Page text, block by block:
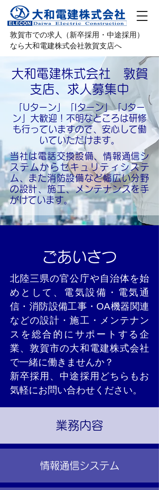
敦賀市での求人（新卒採用・中途採用）
なら大和電建株式会社敦賀支店へ
大和電建株式会社 敦賀
支店、求人募集中
「Uターン」「Iターン」「Jター
ン」大歓迎！不明なところは研修
も行っていますので、安心して働
いていただけます。
当社は電話交換設備、情報通信シ
ステムからセキュリティシステ
ム、また消防設備など幅広い分野
の設計、施工、メンテナンスを手
がけています。
ごあいさつ
北陸三県の官公庁や自治体を始
めとして、電気設備・電気通
信・消防設備工事・OA機器関連
などの設計・施工・メンテナン
スを総合的にサポートする企
業、敦賀市の大和電建株式会社
で一緒に働きませんか？
新卒採用、中途採用どちらもお
気軽にお問い合わせください。
業務内容
情報通信システム